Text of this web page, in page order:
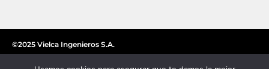
©2025 Vielca Ingenieros S.A.